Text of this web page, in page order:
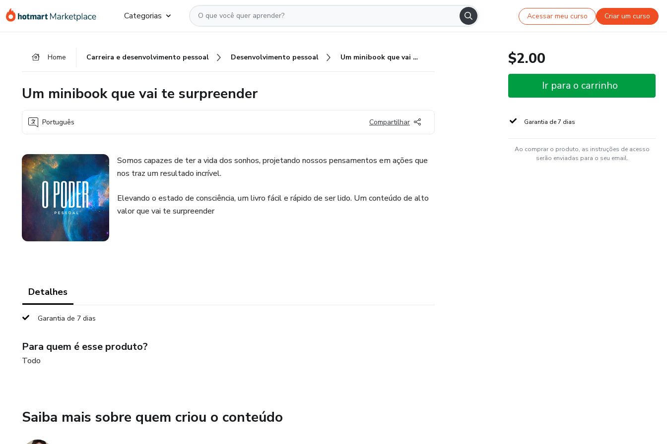
para
para
para
Categorias Acessar meu curso Criar um curso
Home Carreira e desenvolvimento pessoal Desenvolvimento pessoal Um minibook que vai te surpreender
Um minibook que vai te surpreender
Português Compartilhar
Somos capazes de ter a vida dos sonhos, projetando nossos pensamentos em ações que
nos traz um resultado incrível.
Elevando o estado de consciência, um livro fácil e rápido de ser lido. Um conteúdo de alto
valor que vai te surpreender
Detalhes
Garantia de 7 dias
Para quem é esse produto?
Todo
Saiba mais sobre quem criou o conteúdo
$2.00
Ir para o carrinho
Garantia de 7 dias
Ao comprar o produto, as instruções de acesso
serão enviadas para o seu email.